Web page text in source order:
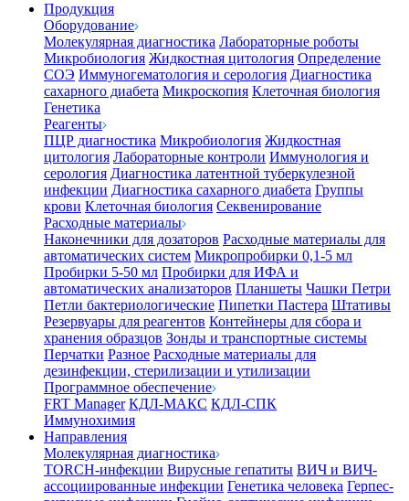
Продукция
Оборудование
Молекулярная диагностика Лабораторные роботы
Микробиология Жидкостная цитология Определение
СОЭ Иммуногематология и серология Диагностика
сахарного диабета Микроскопия Клеточная биология
Генетика
Реагенты
ПЦР диагностика Микробиология Жидкостная
цитология Лабораторные контроли Иммунология и
серология Диагностика латентной туберкулезной
инфекции Диагностика сахарного диабета Группы
крови Клеточная биология Секвенирование
Расходные материалы
Наконечники для дозаторов Расходные материалы для
автоматических систем Микропробирки 0,1-5 мл
Пробирки 5-50 мл Пробирки для ИФА и
автоматических анализаторов Планшеты Чашки Петри
Петли бактериологические Пипетки Пастера Штативы
Резервуары для реагентов Контейнеры для сбора и
хранения образцов Зонды и транспортные системы
Перчатки Разное Расходные материалы для
дезинфекции, стерилизации и утилизации
Программное обеспечение
FRT Manager КДЛ-МАКС КДЛ-СПК
Иммунохимия
Направления
Молекулярная диагностика
TORCH-инфекции Вирусные гепатиты ВИЧ и ВИЧ-
ассоциированные инфекции Генетика человека Герпес-